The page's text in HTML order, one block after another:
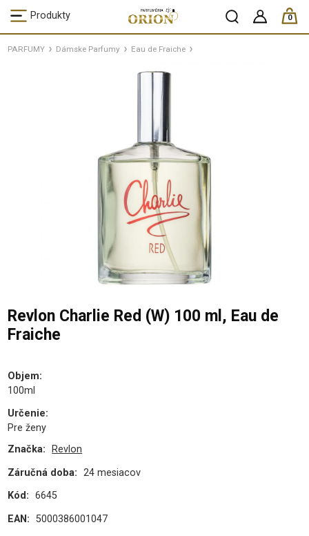
Produkty 0
ks /
PARFUMY Dámske Parfumy Eau de Fraiche
Revlon Charlie Red (W) 100 ml, Eau de
Fraiche
Objem:
100ml
Určenie:
Pre ženy
Značka:
Revlon
Záručná doba: 24 mesiacov
Kód: 6645
EAN: 5000386001047